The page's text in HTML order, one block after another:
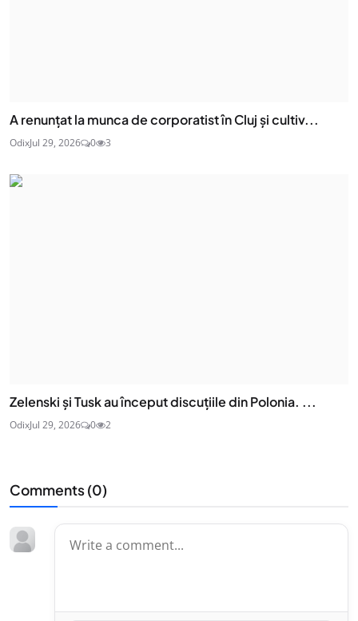
A renunțat la munca de corporatist în Cluj și cultiv...
OdixJul 29, 2026 0 3
Zelenski și Tusk au început discuțiile din Polonia. ...
OdixJul 29, 2026 0 2
Comments (0)